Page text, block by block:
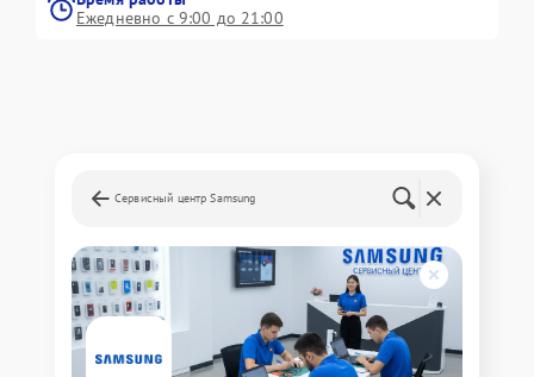
Ежедневно с 9:00 до 21:00
Сервисный центр Samsung